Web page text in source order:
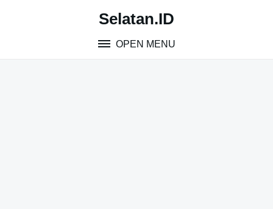
Selatan.ID
OPEN MENU